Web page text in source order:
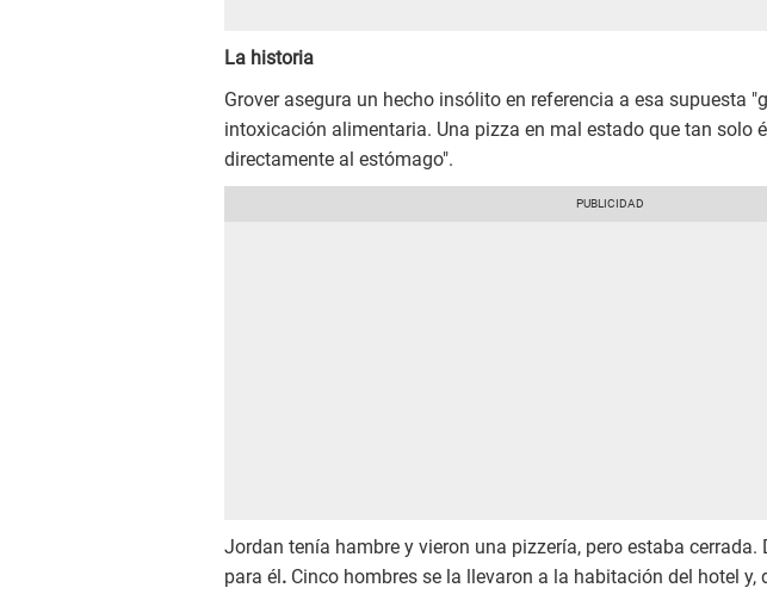
La historia
Grover asegura un hecho insólito en referencia a esa supuesta
intoxicación alimentaria. Una pizza en mal estado que tan solo
directamente al estómago".
Jordan tenía hambre y vieron una pizzería, pero estaba cerrada.
para él . Cinco hombres se la llevaron a la habitación del hotel y,